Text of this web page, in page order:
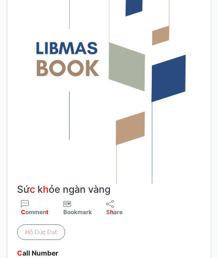
Sức khỏe ngàn vàng
Comment Bookmark Share
Hồ Đức Đạt
Call Number